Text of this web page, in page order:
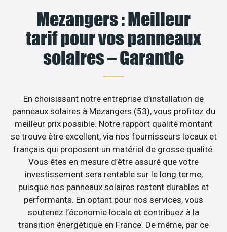
Mezangers : Meilleur
tarif pour vos panneaux
solaires – Garantie
En choisissant notre entreprise d’installation de
panneaux solaires à Mezangers (53), vous profitez du
meilleur prix possible. Notre rapport qualité montant
se trouve être excellent, via nos fournisseurs locaux et
français qui proposent un matériel de grosse qualité.
Vous êtes en mesure d’être assuré que votre
investissement sera rentable sur le long terme,
puisque nos panneaux solaires restent durables et
performants. En optant pour nos services, vous
soutenez l’économie locale et contribuez à la
transition énergétique en France. De même, par ce